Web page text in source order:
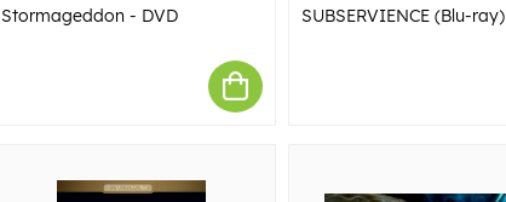
Stormageddon - DVD SUBSERVIENCE (Blu-ray)